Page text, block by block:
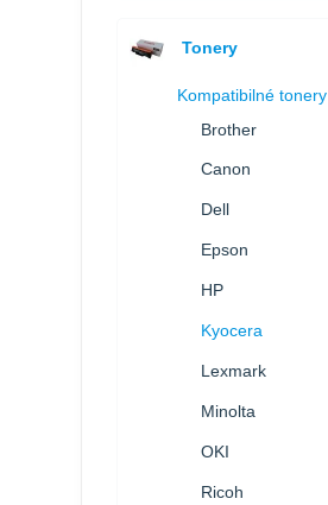
Tonery
Kompatibilné tonery
Brother
Canon
Dell
Epson
HP
Kyocera
Lexmark
Minolta
OKI
Ricoh